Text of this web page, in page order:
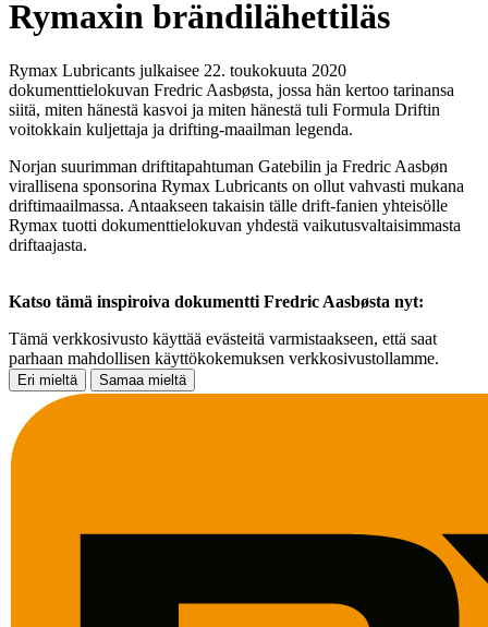
Rymaxin brändilähettiläs
Rymax Lubricants julkaisee 22. toukokuuta 2020
dokumenttielokuvan Fredric Aasbøsta, jossa hän kertoo tarinansa
siitä, miten hänestä kasvoi ja miten hänestä tuli Formula Driftin
voitokkain kuljettaja ja drifting-maailman legenda.
Norjan suurimman driftitapahtuman Gatebilin ja Fredric Aasbøn
virallisena sponsorina Rymax Lubricants on ollut vahvasti mukana
driftimaailmassa. Antaakseen takaisin tälle drift-fanien yhteisölle
Rymax tuotti dokumenttielokuvan yhdestä vaikutusvaltaisimmasta
driftaajasta.
Katso tämä inspiroiva dokumentti Fredric Aasbøsta nyt:
Tämä verkkosivusto käyttää evästeitä varmistaakseen, että saat
parhaan mahdollisen käyttökokemuksen verkkosivustollamme.
Eri mieltä Samaa mieltä